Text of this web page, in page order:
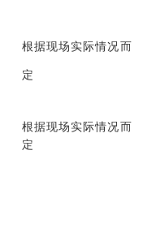
根据现场实际情况而
定
根据现场实际情况而
定